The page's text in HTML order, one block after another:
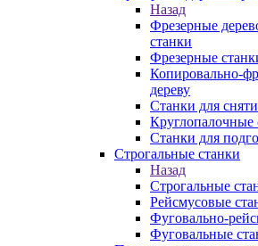
Назад
Фрезерные
станки
Фрезерные
Копировально-
дереву
Станки для
Круглопалочные
Станки для
Строгальные станки
Назад
Строгальные
Рейсмусовые
Фуговально-
Фуговальные